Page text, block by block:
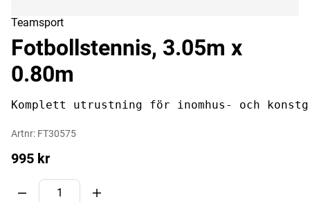
Teamsport
Fotbollstennis, 3.05m x
0.80m
Komplett utrustning för inomhus- och
Artnr: FT30575
995 kr